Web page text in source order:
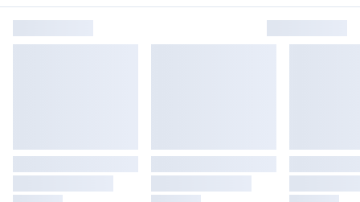
Abseits vom Arbeitsalltag laden die wunderschöne
Landschaft und die herzliche Gastfreundschaft der
Tourismusregion zum Verweilen und Genießen ein. Die
Györ 70 km
Graz 165 km
Brünn 166 km